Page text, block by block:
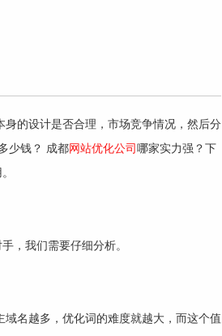
的设计是否合理，市场竞争情况，然后分
少钱？ 成都网站优化公司哪家实力强？下
，我们需要仔细分析。
名越多，优化词的难度就越大，而这个值